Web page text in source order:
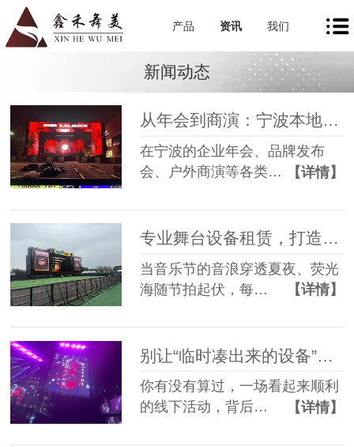
产品 资讯 我们
新闻动态
从年会到商演：宁波本地舞美租赁如何让每一场活动都出彩
在宁波的企业年会、品牌发布
会、户外商演等各类…
【详情】
专业舞台设备租赁，打造沉浸式音乐节现场
当音乐节的音浪穿透夏夜、荧光
海随节拍起伏，每…
【详情】
你有没有算过，一场看起来顺利
的线下活动，背后…
【详情】